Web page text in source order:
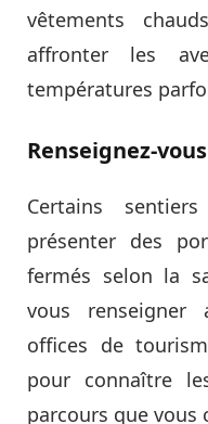
vêtements
affronter les
températures
Renseignez-
Certains
présenter des
fermés selon la
vous renseigner
offices de
pour connaître
parcours que vous